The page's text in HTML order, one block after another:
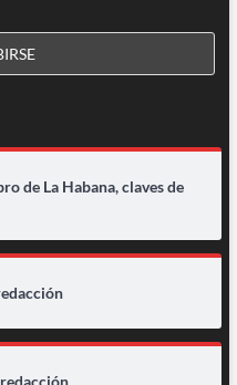
de La Habana, claves de